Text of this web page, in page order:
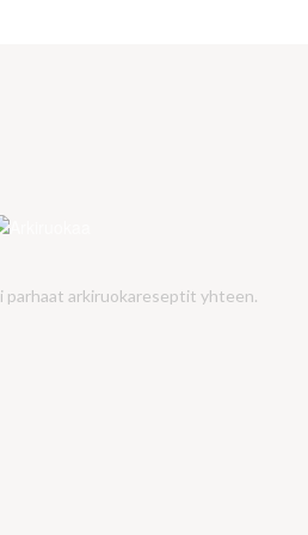
parhaat arkiruokareseptit yhteen.